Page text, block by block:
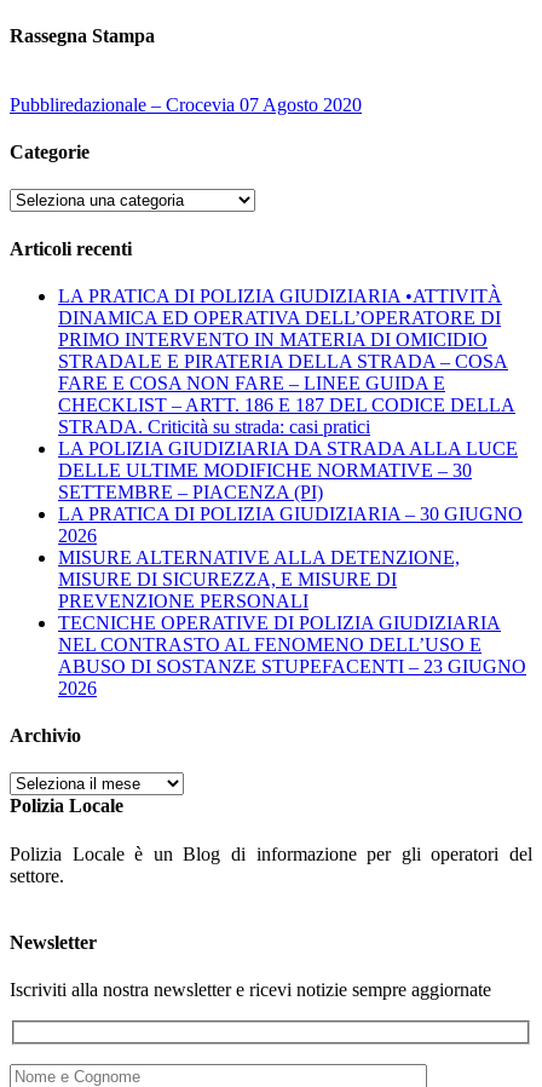
Rassegna Stampa
Pubbliredazionale – Crocevia 07 Agosto 2020
Categorie
Categorie
Articoli recenti
LA PRATICA DI POLIZIA GIUDIZIARIA •ATTIVITÀ
DINAMICA ED OPERATIVA DELL’OPERATORE DI
PRIMO INTERVENTO IN MATERIA DI OMICIDIO
STRADALE E PIRATERIA DELLA STRADA – COSA
FARE E COSA NON FARE – LINEE GUIDA E
CHECKLIST – ARTT. 186 E 187 DEL CODICE DELLA
STRADA. Criticità su strada: casi pratici
LA POLIZIA GIUDIZIARIA DA STRADA ALLA LUCE
DELLE ULTIME MODIFICHE NORMATIVE – 30
SETTEMBRE – PIACENZA (PI)
LA PRATICA DI POLIZIA GIUDIZIARIA – 30 GIUGNO
2026
MISURE ALTERNATIVE ALLA DETENZIONE,
MISURE DI SICUREZZA, E MISURE DI
PREVENZIONE PERSONALI
TECNICHE OPERATIVE DI POLIZIA GIUDIZIARIA
NEL CONTRASTO AL FENOMENO DELL’USO E
ABUSO DI SOSTANZE STUPEFACENTI – 23 GIUGNO
2026
Archivio
Archivio
Polizia Locale
Polizia Locale è un Blog di informazione per gli operatori del
settore.
Newsletter
Iscriviti alla nostra newsletter e ricevi notizie sempre aggiornate